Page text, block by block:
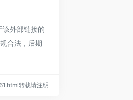
该外部链接的
合法，后期
转载请注明